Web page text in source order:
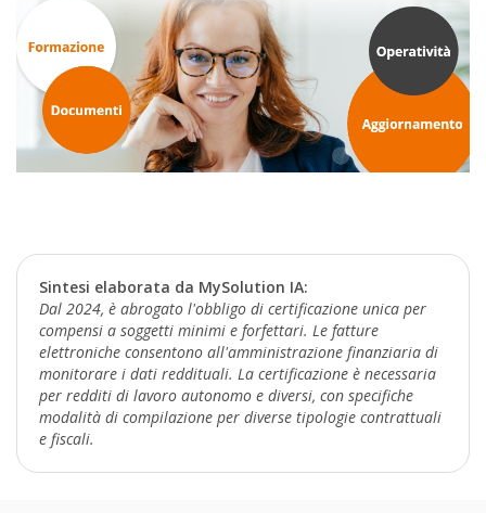
Sintesi elaborata da MySolution IA:
Dal 2024, è abrogato l'obbligo di certificazione unica per
compensi a soggetti minimi e forfettari. Le fatture
elettroniche consentono all'amministrazione finanziaria di
monitorare i dati reddituali. La certificazione è necessaria
per redditi di lavoro autonomo e diversi, con specifiche
modalità di compilazione per diverse tipologie contrattuali
e fiscali.